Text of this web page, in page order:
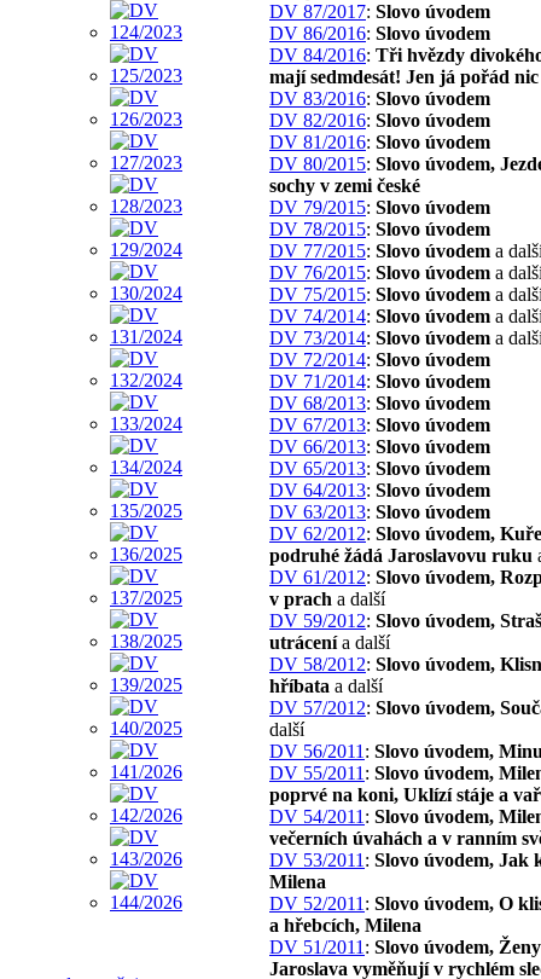
DV 87/2017: Slovo úvodem
DV 86/2016: Slovo úvodem
DV 84/2016: Tři hvězdy
mají sedmdesát! Jen já pořád nic
DV 83/2016: Slovo úvodem
DV 82/2016: Slovo úvodem
DV 81/2016: Slovo úvodem
DV 80/2015: Slovo úvodem,
sochy v zemi české
DV 79/2015: Slovo úvodem
DV 78/2015: Slovo úvodem
DV 77/2015: Slovo úvodem a
DV 76/2015: Slovo úvodem a
DV 75/2015: Slovo úvodem a
DV 74/2014: Slovo úvodem a
DV 73/2014: Slovo úvodem a
DV 72/2014: Slovo úvodem
DV 71/2014: Slovo úvodem
DV 68/2013: Slovo úvodem
DV 67/2013: Slovo úvodem
DV 66/2013: Slovo úvodem
DV 65/2013: Slovo úvodem
DV 64/2013: Slovo úvodem
DV 63/2013: Slovo úvodem
DV 62/2012: Slovo úvodem,
podruhé žádá Jaroslavovu ruku
DV 61/2012: Slovo úvodem,
v prach a další
DV 59/2012: Slovo úvodem,
utrácenía další
DV 58/2012: Slovo úvodem,
hříbata a další
DV 57/2012: Slovo úvodem,
další
DV 56/2011 : Slovo úvodem,
DV 55/2011 : Slovo úvodem,
poprvé na koni, Uklízí stáje a
DV 54/2011 : Slovo úvodem,
večerních úvahách a v ranním
DV 53/2011 : Slovo úvodem, Jak
Milena
DV 52/2011 : Slovo úvodem, O
a hřebcích, Milena
DV 51/2011 : Slovo úvodem,
Jaroslava vyměňují v rychlém